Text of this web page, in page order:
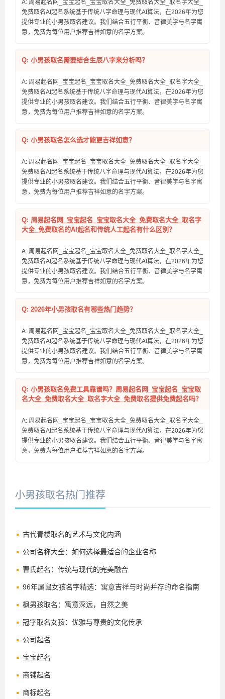
A: 周易起名网_宝宝起名_宝宝取名大全_免费取名大全_取名字大全_
免费取名AI起名系统基于传统八字命理与现代AI算法，在2026年为您
提供专业的小男孩取名建议。我们结合五行平衡、音律美学与名字寓
意，免费为每位用户推荐吉祥如意的名字方案。
Q: 小男孩取名需要结合生辰八字来分析吗？
A: 周易起名网_宝宝起名_宝宝取名大全_免费取名大全_取名字大全_
免费取名AI起名系统基于传统八字命理与现代AI算法，在2026年为您
提供专业的小男孩取名建议。我们结合五行平衡、音律美学与名字寓
意，免费为每位用户推荐吉祥如意的名字方案。
Q: 小男孩取名怎么选才能更吉祥如意？
A: 周易起名网_宝宝起名_宝宝取名大全_免费取名大全_取名字大全_
免费取名AI起名系统基于传统八字命理与现代AI算法，在2026年为您
提供专业的小男孩取名建议。我们结合五行平衡、音律美学与名字寓
意，免费为每位用户推荐吉祥如意的名字方案。
Q: 周易起名网_宝宝起名_宝宝取名大全_免费取名大全_取名字
大全_免费取名的AI起名和传统人工起名有什么区别？
A: 周易起名网_宝宝起名_宝宝取名大全_免费取名大全_取名字大全_
免费取名AI起名系统基于传统八字命理与现代AI算法，在2026年为您
提供专业的小男孩取名建议。我们结合五行平衡、音律美学与名字寓
意，免费为每位用户推荐吉祥如意的名字方案。
Q: 2026年小男孩取名有哪些热门趋势？
A: 周易起名网_宝宝起名_宝宝取名大全_免费取名大全_取名字大全_
免费取名AI起名系统基于传统八字命理与现代AI算法，在2026年为您
提供专业的小男孩取名建议。我们结合五行平衡、音律美学与名字寓
意，免费为每位用户推荐吉祥如意的名字方案。
Q: 小男孩取名免费工具靠谱吗？周易起名网_宝宝起名_宝宝取
名大全_免费取名大全_取名字大全_免费取名提供免费起名吗？
A: 周易起名网_宝宝起名_宝宝取名大全_免费取名大全_取名字大全_
免费取名AI起名系统基于传统八字命理与现代AI算法，在2026年为您
提供专业的小男孩取名建议。我们结合五行平衡、音律美学与名字寓
意，免费为每位用户推荐吉祥如意的名字方案。
小男孩取名热门推荐
古代青楼取名的艺术与文化内涵
公司名称大全：如何选择最适合的企业名称
曹氏起名：传统与现代的完美融合
96年属鼠女孩名字精选：寓意吉祥与时尚并存的命名指南
枫男孩取名：寓意深远，自然之美
冠字取名女孩：优雅与尊贵的文化传承
公司起名
宝宝起名
商铺起名
商标起名